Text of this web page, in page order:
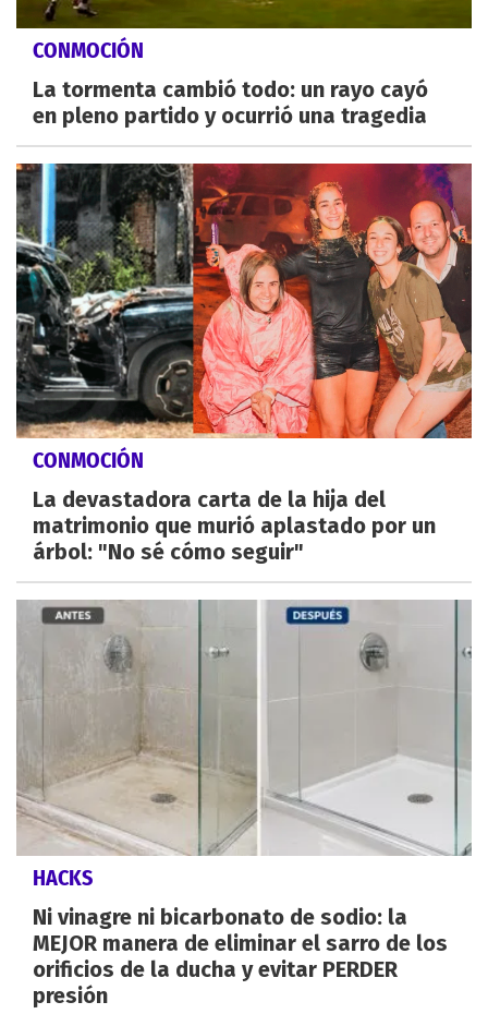
CONMOCIÓN
La tormenta cambió todo: un rayo cayó
en pleno partido y ocurrió una tragedia
CONMOCIÓN
La devastadora carta de la hija del
matrimonio que murió aplastado por un
árbol: "No sé cómo seguir"
HACKS
Ni vinagre ni bicarbonato de sodio: la
MEJOR manera de eliminar el sarro de los
orificios de la ducha y evitar PERDER
presión